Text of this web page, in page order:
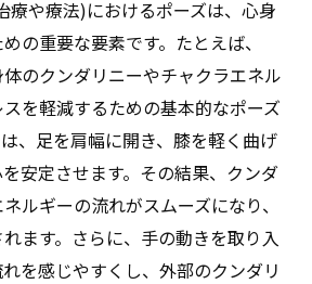
や療法)の習慣
功治療や療法)でクンダリニー
ルギーバランスを整える具体的
啓気功治療や療法)におけるクン
チャクラエネルギーセンターの
天啓気功治療や療法)を使ったクン
療や療法)におけるポーズは、心身
の重要な要素です。たとえば、
体のクンダリニーやチャクラエネル
を軽減するための基本的なポーズ
、足を肩幅に開き、膝を軽く曲げ
安定させます。その結果、クンダ
ルギーの流れがスムーズになり、
ます。さらに、手の動きを取り入
を感じやすくし、外部のクンダリ